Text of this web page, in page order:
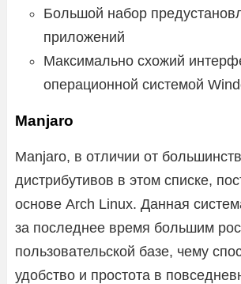
Большой набор
приложений
Максимально схожий
операционной системой
Manjaro
Manjaro, в отличии от
дистрибутивов в этом списке,
основе Arch Linux. Данная
за последнее время большим
пользовательской базе, чему
удобство и простота в